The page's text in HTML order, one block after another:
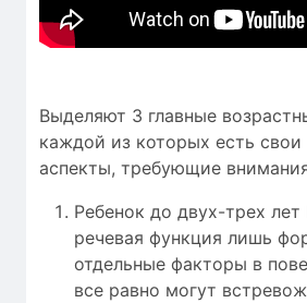
Выделяют 3 главные
каждой из которых есть свои
аспекты, требующие
Ребенок до двух-трех
речевая функция лишь
отдельные факторы в
все равно могут